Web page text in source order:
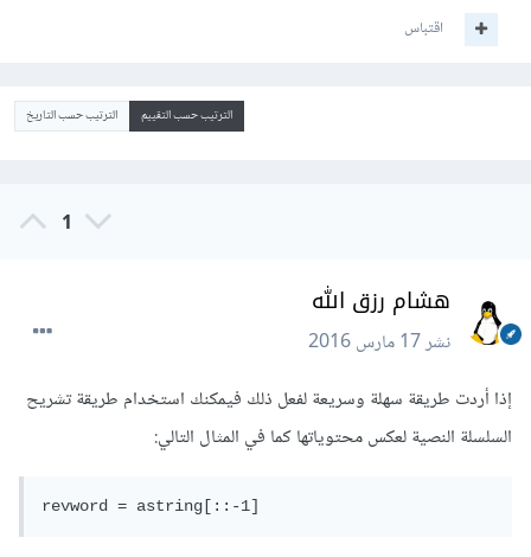
اقتباس
الترتيب حسب التقييم الترتيب حسب التاريخ
1
هشام رزق الله
نشر17 مارس 2016
إذا أردت طريقة سهلة وسريعة لفعل ذلك فيمكنك استخدام طريقة تشريح
السلسلة النصية لعكس محتوياتها كما في المثال التالي:
revword = astring[::-1]